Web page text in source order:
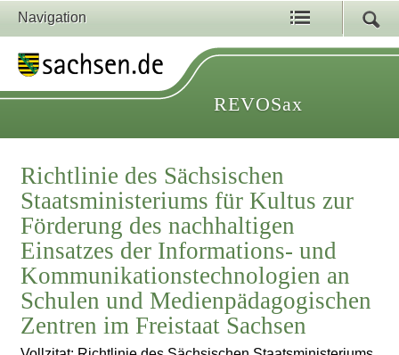
Navigation
REVOSax
Richtlinie des Sächsischen
Staatsministeriums für Kultus zur
Förderung des nachhaltigen
Einsatzes der Informations- und
Kommunikationstechnologien an
Schulen und Medienpädagogischen
Zentren im Freistaat Sachsen